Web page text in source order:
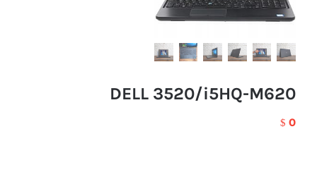
DELL 3520/i5HQ-M620
$ 0